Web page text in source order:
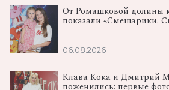
От Ромашковой долины
показали «Смешарики.
06.08.2026
Клава Кока и Дмитрий
поженились: первые